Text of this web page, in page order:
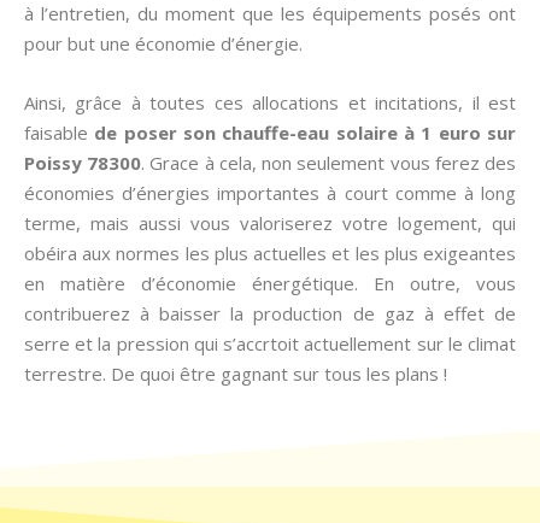
à l’entretien, du moment que les équipements posés ont
pour but une économie d’énergie.
Ainsi, grâce à toutes ces allocations et incitations, il est
faisable de poser son chauffe-eau solaire à 1 euro sur
Poissy 78300. Grace à cela, non seulement vous ferez des
économies d’énergies importantes à court comme à long
terme, mais aussi vous valoriserez votre logement, qui
obéira aux normes les plus actuelles et les plus exigeantes
en matière d’économie énergétique. En outre, vous
contribuerez à baisser la production de gaz à effet de
serre et la pression qui s’accrtoit actuellement sur le climat
terrestre. De quoi être gagnant sur tous les plans !